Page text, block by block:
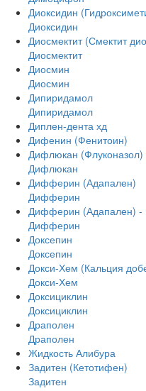
Диоксидин
Диоксидин
Диосмектит (Смектит
Диосмектит
Диосмин
Диосмин
Дипиридамол
Дипиридамол
Диплен-дента хд
Дифенин (Фенитоин)
Дифлюкан (Флуконазол)
Дифлюкан
Дифферин (Адапален)
Дифферин
Дифферин (Адапален) -
Дифферин
Доксепин
Доксепин
Докси-Хем (Кальция
Докси-Хем
Доксициклин
Доксициклин
Драполен
Драполен
Жидкость Алибура
Задитен (Кетотифен)
Задитен